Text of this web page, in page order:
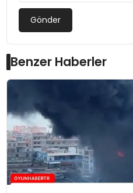
Gönder
Benzer Haberler